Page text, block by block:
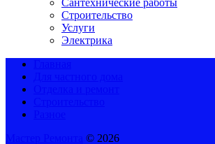
Строительство
Услуги
Электрика
© 2026